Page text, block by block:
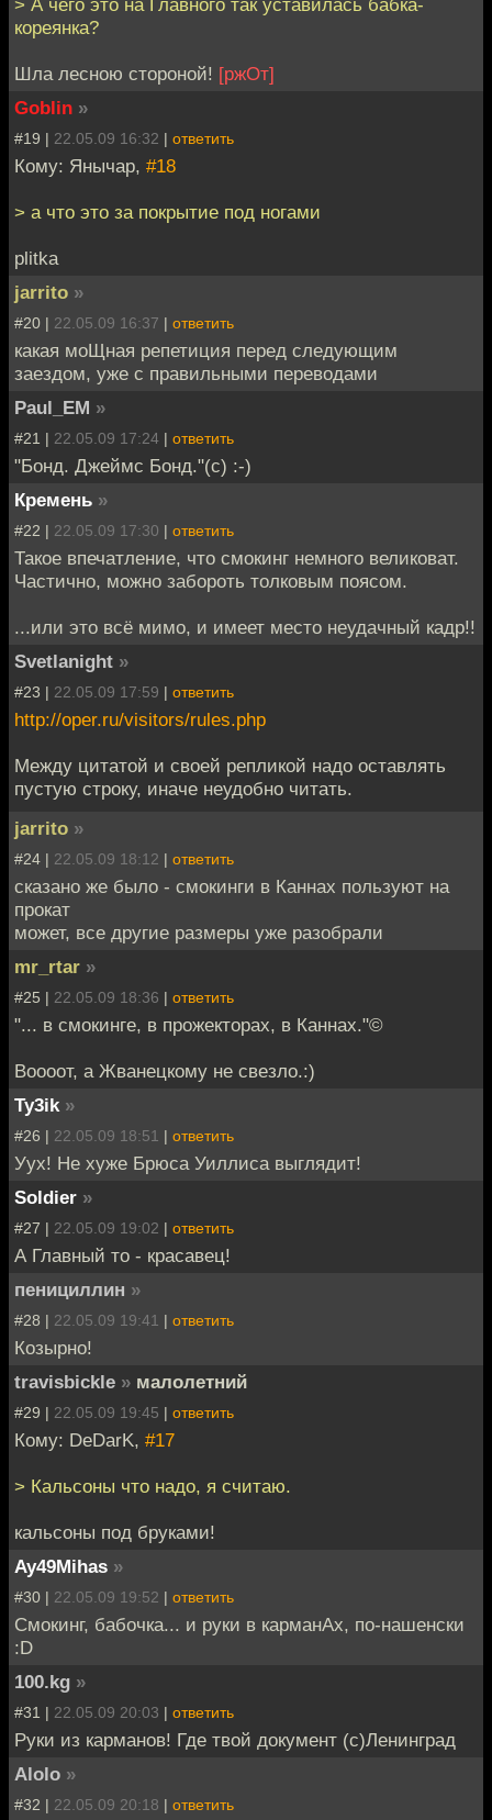
кореянка?
Шла лесною стороной! [ржОт]
Goblin »
#19 | 22.05.09 16:32 | ответить
Кому: Янычар, #18
> а что это за покрытие под ногами
plitka
jarrito »
#20 | 22.05.09 16:37 | ответить
какая моЩная репетиция перед следующим
заездом, уже с правильными переводами
Paul_EM »
#21 | 22.05.09 17:24 | ответить
"Бонд. Джеймс Бонд."(с) :-)
Кремень »
#22 | 22.05.09 17:30 | ответить
Такое впечатление, что смокинг немного великоват.
Частично, можно забороть толковым поясом.
...или это всё мимо, и имеет место неудачный кадр!!
Svetlanight »
#23 | 22.05.09 17:59 | ответить
http://oper.ru/visitors/rules.php
Между цитатой и своей репликой надо оставлять
пустую строку, иначе неудобно читать.
jarrito »
#24 | 22.05.09 18:12 | ответить
сказано же было - смокинги в Каннах пользуют на
прокат
может, все другие размеры уже разобрали
mr_rtar »
#25 | 22.05.09 18:36 | ответить
"... в смокинге, в прожекторах, в Каннах."©
Воооот, а Жванецкому не свезло.:)
Ty3ik »
#26 | 22.05.09 18:51 | ответить
Уух! Не хуже Брюса Уиллиса выглядит!
Soldier »
#27 | 22.05.09 19:02 | ответить
А Главный то - красавец!
пенициллин »
#28 | 22.05.09 19:41 | ответить
Козырно!
travisbickle » малолетний
#29 | 22.05.09 19:45 | ответить
Кому: DeDarK, #17
> Кальсоны что надо, я считаю.
кальсоны под бруками!
Ay49Mihas »
#30 | 22.05.09 19:52 | ответить
Смокинг, бабочка... и руки в карманАх, по-нашенски
:D
100.kg »
#31 | 22.05.09 20:03 | ответить
Руки из карманов! Где твой документ (с)Ленинград
Alolo »
#32 | 22.05.09 20:18 | ответить